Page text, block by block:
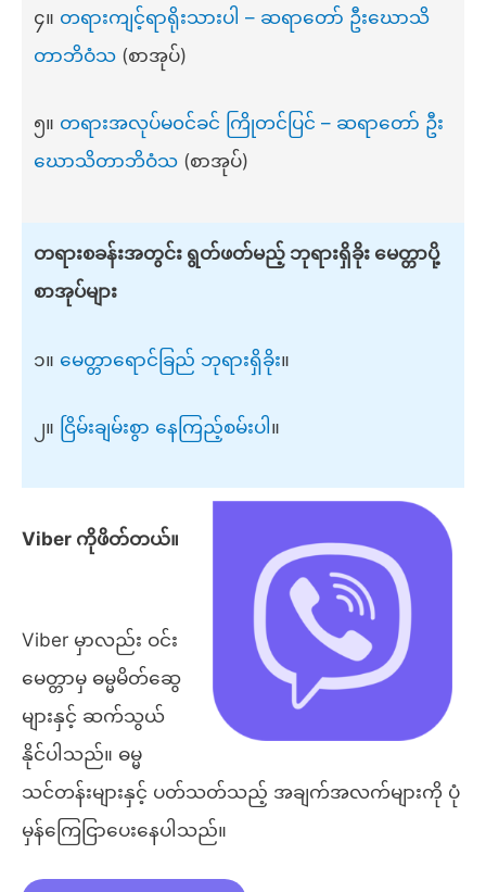
၄။ တရားကျင့်ရာရိုးသားပါ – ဆရာတော် ဦးဃောသိ
တာဘိဝံသ (စာအုပ်)
၅။ တရားအလုပ်မ၀င်ခင် ကြိုတင်ပြင် – ဆရာတော် ဦး
ဃောသိတာဘိဝံသ (စာအုပ်)
တရားစခန်းအတွင်း ရွတ်ဖတ်မည့် ဘုရားရှိခိုး မေတ္တာပို့
စာအုပ်များ
၁။ မေတ္တာရောင်ခြည် ဘုရားရှိခိုး။
၂။ ငြိမ်းချမ်းစွာ နေကြည့်စမ်းပါ ။
Viber ကိုဖိတ်တယ်။
Viber မှာလည်း ဝင်း
မေတ္တာမှ ဓမ္မမိတ်ဆွေ
များနှင့် ဆက်သွယ်
နိုင်ပါသည်။ ဓမ္မ
သင်တန်းများနှင့် ပတ်သတ်သည့် အချက်အလက်များကို ပုံ
မှန်ကြေငြာပေးနေပါသည်။